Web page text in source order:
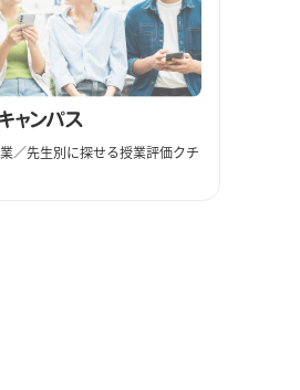
／先生別に探せる授業評価クチ